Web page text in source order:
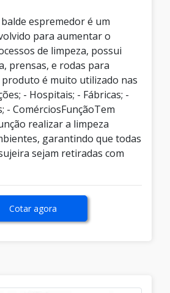
espremedor é um
para aumentar o
de limpeza, possui
prensas, e rodas para
é muito utilizado nas
- Hospitais; - Fábricas; -
- ComérciosFunçãoTem
realizar a limpeza
garantindo que todas
sejam retiradas com
Cotar agora